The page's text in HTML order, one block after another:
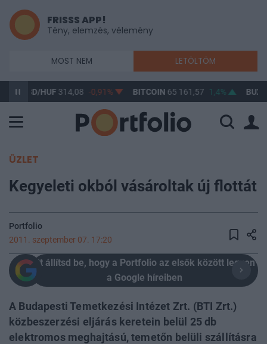
FRISSS APP!
Tény, elemzés, vélemény
MOST NEM LETÖLTÖM
USD/HUF314,08 -0,91% BITCOIN65 161,57 1,4% BUX 148
ÜZLET
Kegyeleti okból vásároltak új flottát
Portfolio
2011. szeptember 07. 17:20
Itt állítsd be, hogy a Portfolio az elsők között legyen
a Google híreiben
A Budapesti Temetkezési Intézet Zrt. (BTI Zrt.)
közbeszerzési eljárás keretein belül 25 db
elektromos meghajtású, temetőn belüli szállításra